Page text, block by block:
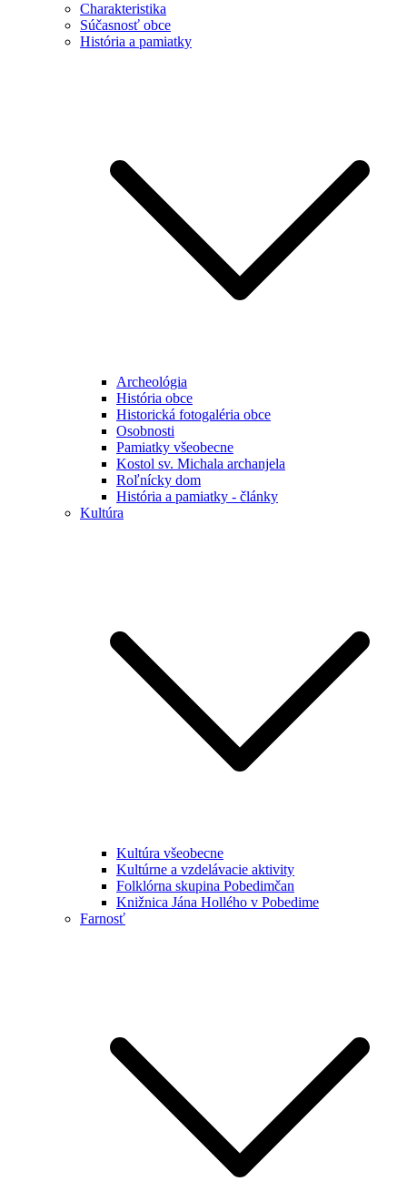
Charakteristika
Súčasnosť obce
História a pamiatky
Archeológia
História obce
Historická fotogaléria obce
Osobnosti
Pamiatky všeobecne
Kostol sv. Michala archanjela
Roľnícky dom
História a pamiatky - články
Kultúra
Kultúra všeobecne
Kultúrne a vzdelávacie aktivity
Folklórna skupina Pobedimčan
Knižnica Jána Hollého v Pobedime
Farnosť